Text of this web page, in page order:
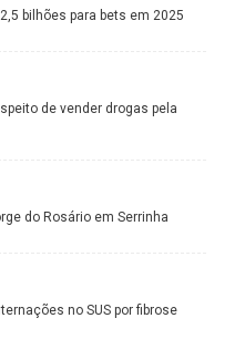
bilhões para bets em 2025
de vender drogas pela
do Rosário em Serrinha
no SUS por fibrose